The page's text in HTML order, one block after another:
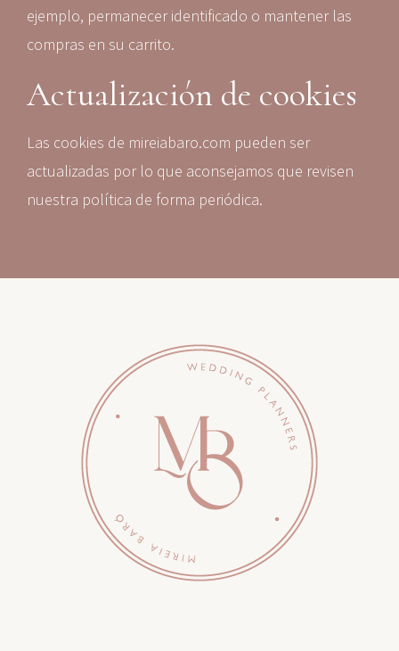
ejemplo, permanecer identificado o mantener las
compras en su carrito.
Actualización de cookies
Las cookies de mireiabaro.com pueden ser
actualizadas por lo que aconsejamos que revisen
nuestra política de forma periódica.